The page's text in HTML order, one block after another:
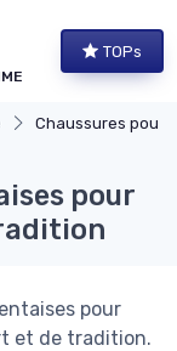
TOPs
Chaussures pour Pieds
pour
pour
et de tradition.